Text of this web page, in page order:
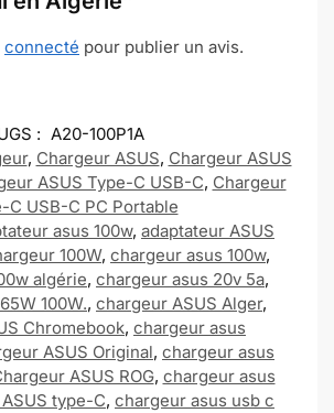
connecté pour publier un avis.
: A20-100P1A
, Chargeur ASUS, Chargeur ASUS
ASUS Type-C USB-C, Chargeur
C USB-C PC Portable
asus 100w, adaptateur ASUS
100W, chargeur asus 100w,
algérie, chargeur asus 20v 5a,
100W., chargeur ASUS Alger,
Chromebook, chargeur asus
ASUS Original, chargeur asus
ASUS ROG, chargeur asus
type-C, chargeur asus usb c